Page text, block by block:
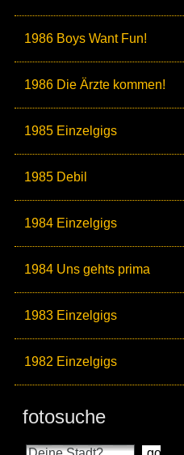
1986 Boys Want Fun!
1986 Die Ärzte kommen!
1985 Einzelgigs
1985 Debil
1984 Einzelgigs
1984 Uns gehts prima
1983 Einzelgigs
1982 Einzelgigs
fotosuche